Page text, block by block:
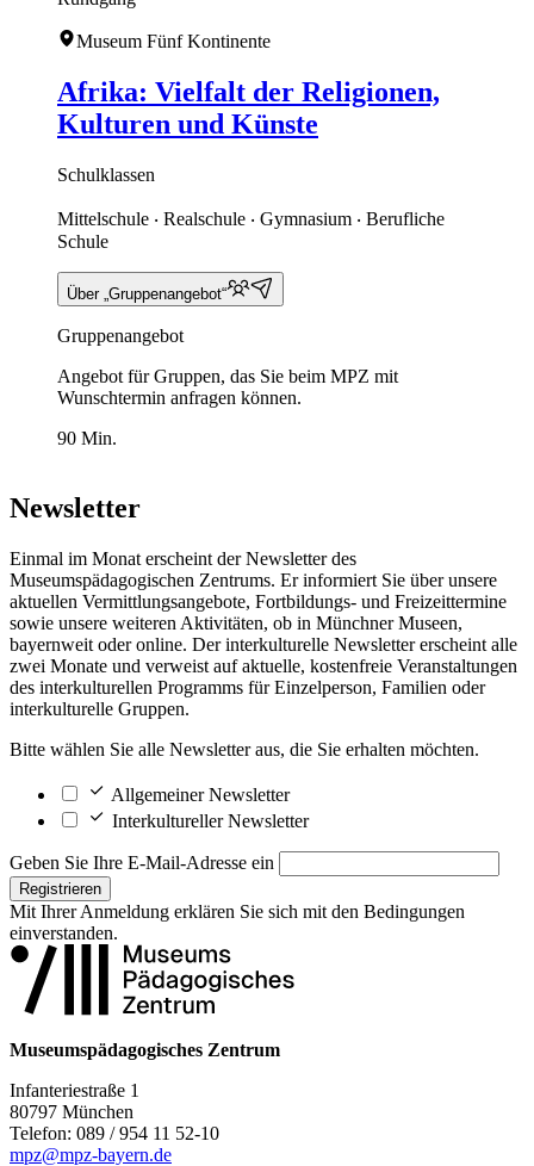
Museum Fünf Kontinente
Afrika: Vielfalt der Religionen,
Kulturen und Künste
Schulklassen
Mittelschule ‧ Realschule ‧ Gymnasium ‧ Berufliche
Schule
Über „Gruppenangebot“
Gruppenangebot
Angebot für Gruppen, das Sie beim MPZ mit
Wunschtermin anfragen können.
90 Min.
Newsletter
Einmal im Monat erscheint der Newsletter des
Museumspädagogischen Zentrums. Er informiert Sie über unsere
aktuellen Vermittlungsangebote, Fortbildungs- und Freizeittermine
sowie unsere weiteren Aktivitäten, ob in Münchner Museen,
bayernweit oder online. Der interkulturelle Newsletter erscheint alle
zwei Monate und verweist auf aktuelle, kostenfreie Veranstaltungen
des interkulturellen Programms für Einzelperson, Familien oder
interkulturelle Gruppen.
Bitte wählen Sie alle Newsletter aus, die Sie erhalten möchten.
Allgemeiner Newsletter
Interkultureller Newsletter
Geben Sie Ihre E-Mail-Adresse ein
Registrieren
Mit Ihrer Anmeldung erklären Sie sich mit den Bedingungen
einverstanden.
Museumspädagogisches Zentrum
Infanteriestraße 1
80797 München
Telefon: 089 / 954 11 52-10
mpz@mpz-bayern.de